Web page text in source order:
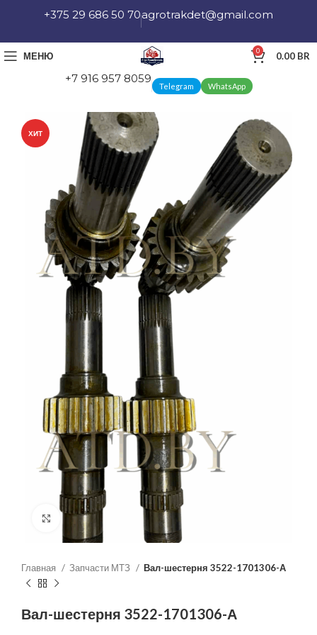
+375 29 686 50 70agrotrakdet@gmail.com
МЕНЮ 0 0.00 BR
+7 916 957 8059
Telegram WhatsApp
ХИТ
Нажмите, чтобы увеличить
Главная Запчасти МТЗ Вал-шестерня 3522-1701306-А
Вал-шестерня 3522-1701306-А